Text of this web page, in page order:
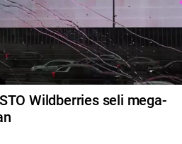
Wildberries seli mega-